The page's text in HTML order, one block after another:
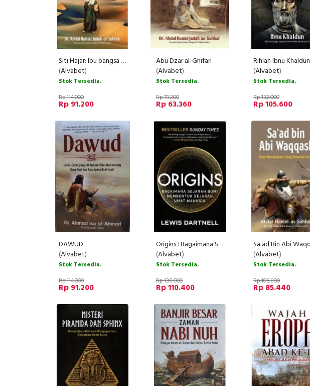
Siti Hajar: Ibu bangsa Arab
(Alvabet)
Stok Tersedia.
Rp 114.000
Rp 91.200
Abu Dzar al-Ghifari
(Alvabet)
Stok Tersedia.
Rp 79.200
Rp 63.360
Rihlah Ibnu Khaldun
(Alvabet)
Stok Tersedia.
Rp 132.000
Rp 105.600
DAWUD
(Alvabet)
Stok Tersedia.
Rp 114.000
Rp 91.200
Origins : Bagaimana Sejarah Bumi Membentuk Sejarah Umat Manusia
(Alvabet)
Stok Tersedia.
Rp 138.000
Rp 110.400
(Alvabet)
Stok Tersedia.
Rp 106.800
Rp 85.440